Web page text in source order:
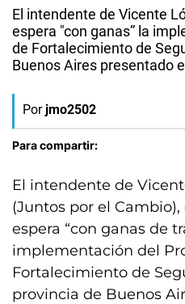
El intendente de Vicente
espera "con ganas” la
de Fortalecimiento de
Buenos Aires presentado
Por jmo2502
Para compartir:
El intendente de
(Juntos por el
espera “con ganas de
implementación del
Fortalecimiento de
provincia de Buenos